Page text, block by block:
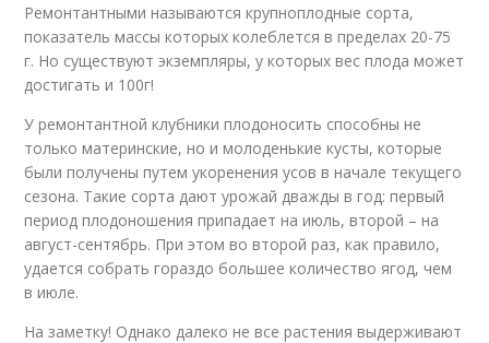
Ремонтантными называются крупноплодные сорта,
показатель массы которых колеблется в пределах 20-75
г. Но существуют экземпляры, у которых вес плода может
достигать и 100г!
У ремонтантной клубники плодоносить способны не
только материнские, но и молоденькие кусты, которые
были получены путем укоренения усов в начале текущего
сезона. Такие сорта дают урожай дважды в год: первый
период плодоношения припадает на июль, второй – на
август-сентябрь. При этом во второй раз, как правило,
удается собрать гораздо большее количество ягод, чем
в июле.
На заметку! Однако далеко не все растения выдерживают